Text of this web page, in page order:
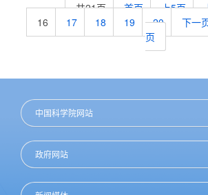
共21页 首页 上5页
16
17 18 19 20 下一
页
中国科学院网站
政府网站